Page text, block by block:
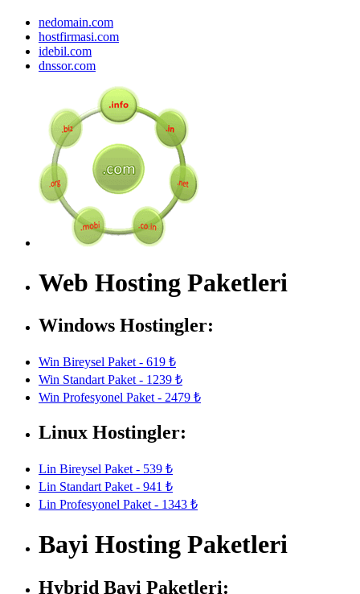
nedomain.com
hostfirmasi.com
idebil.com
dnssor.com
Web Hosting Paketleri
Windows Hostingler:
Win Bireysel Paket - 619 ₺
Win Standart Paket - 1239 ₺
Win Profesyonel Paket - 2479 ₺
Linux Hostingler:
Lin Bireysel Paket - 539 ₺
Lin Standart Paket - 941 ₺
Lin Profesyonel Paket - 1343 ₺
Bayi Hosting Paketleri
Hybrid Bayi Paketleri: